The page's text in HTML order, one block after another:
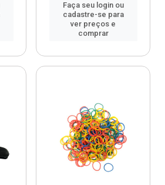
Faça seu login ou
cadastre-se para
ver preços e
comprar